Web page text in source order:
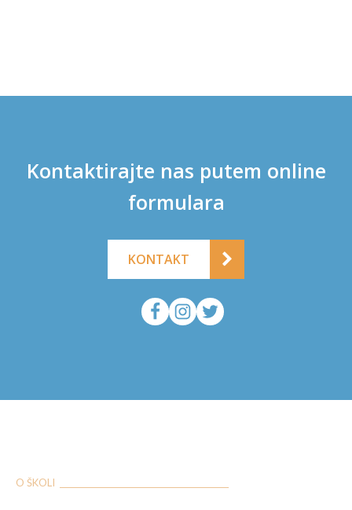
Kontaktirajte nas putem online
formulara
KONTAKT
O ŠKOLI ___________________________________________